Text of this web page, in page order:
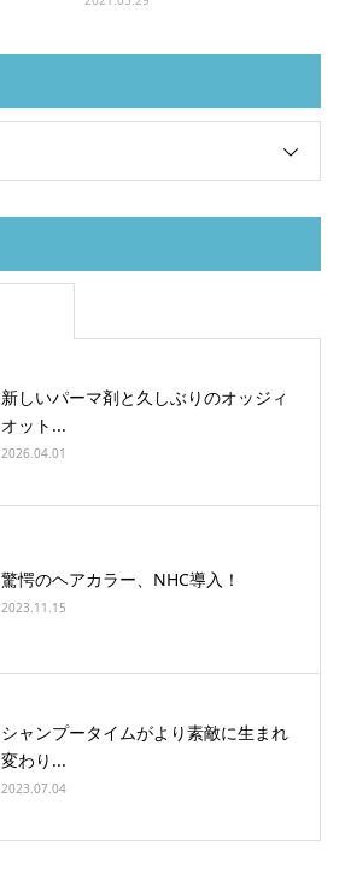
新しいパーマ剤と久しぶりのオッジィ
オット...
2026.04.01
驚愕のヘアカラー、NHC導入！
2023.11.15
シャンプータイムがより素敵に生まれ
変わり...
2023.07.04